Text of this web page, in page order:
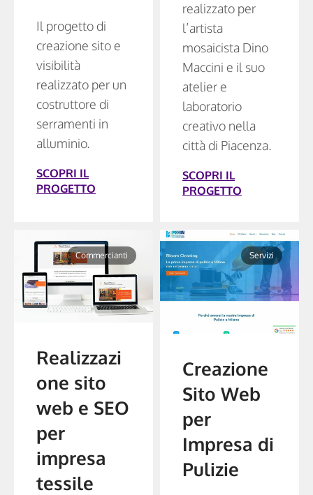
Il progetto di
creazione sito e
visibilità
realizzato per un
costruttore di
serramenti in
alluminio.
SCOPRI IL
PROGETTO
realizzato per
l’artista
mosaicista Dino
Maccini e il suo
atelier e
laboratorio
creativo nella
città di Piacenza.
SCOPRI IL
PROGETTO
Commercianti
Realizzazi
one sito
web e SEO
per
impresa
tessile
Servizi
Creazione
Sito Web
per
Impresa di
Pulizie